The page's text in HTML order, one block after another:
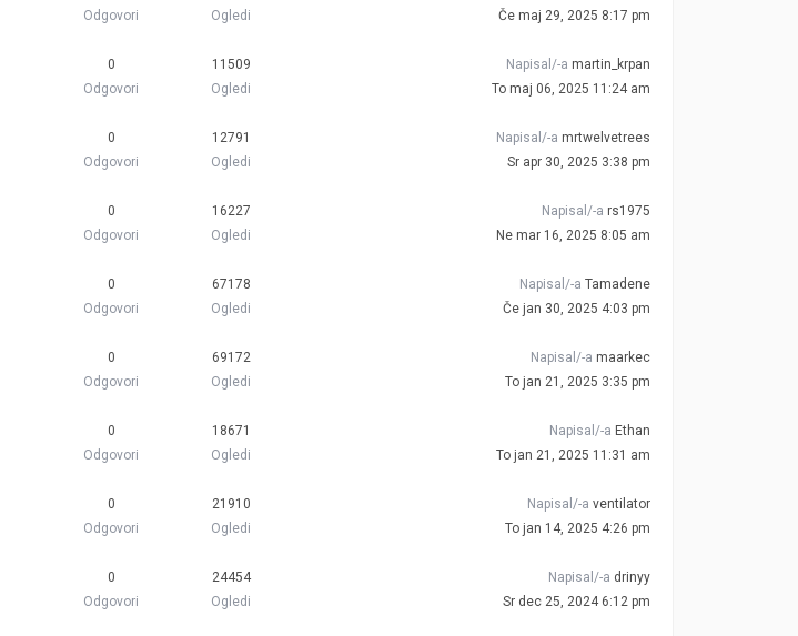
Odgovori
Ogledi
Če maj 29, 2025 8:17 pm
0
Odgovori
11509
Ogledi
Napisal/-a martin_krpan
To maj 06, 2025 11:24 am
0
Odgovori
12791
Ogledi
Napisal/-a mrtwelvetrees
Sr apr 30, 2025 3:38 pm
0
Odgovori
16227
Ogledi
Napisal/-a rs1975
Ne mar 16, 2025 8:05 am
0
Odgovori
67178
Ogledi
Napisal/-a Tamadene
Če jan 30, 2025 4:03 pm
0
Odgovori
69172
Ogledi
Napisal/-a maarkec
To jan 21, 2025 3:35 pm
0
Odgovori
18671
Ogledi
Napisal/-a Ethan
To jan 21, 2025 11:31 am
0
Odgovori
21910
Ogledi
Napisal/-a ventilator
To jan 14, 2025 4:26 pm
0
Odgovori
24454
Ogledi
Napisal/-a drinyy
Sr dec 25, 2024 6:12 pm